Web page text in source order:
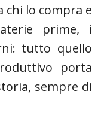
chi lo compra e
prime, i
tutto quello
porta
sempre di